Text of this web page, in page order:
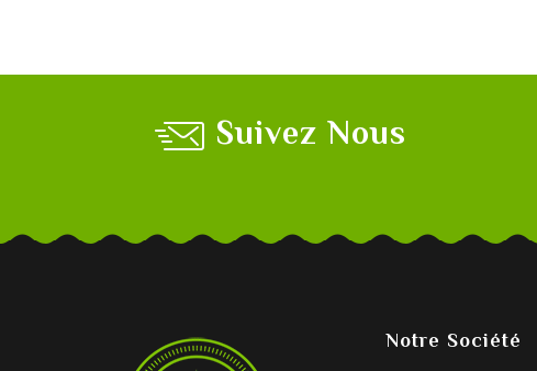
Suivez Nous
Notre Société